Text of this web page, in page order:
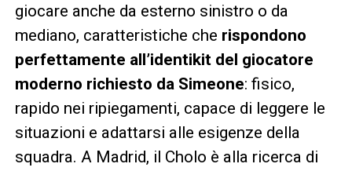
giocare anche da esterno sinistro o da
mediano, caratteristiche che rispondono
perfettamente all’identikit del giocatore
moderno richiesto da Simeone: fisico,
rapido nei ripiegamenti, capace di leggere le
situazioni e adattarsi alle esigenze della
squadra. A Madrid, il Cholo è alla ricerca di